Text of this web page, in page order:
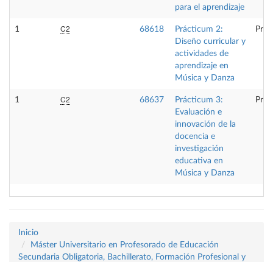
para el aprendizaje
1 C2 68618
Prácticum 2:
Diseño curricular y
actividades de
aprendizaje en
Música y Danza
1 C2 68637
Prácticum 3:
Evaluación e
innovación de la
docencia e
investigación
educativa en
Música y Danza
Inicio
Máster Universitario en Profesorado de Educación
Secundaria Obligatoria, Bachillerato, Formación Profesional y